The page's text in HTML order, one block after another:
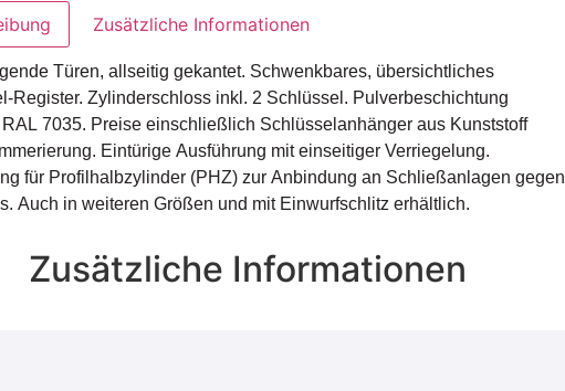
Zusätzliche Informationen
Türen, allseitig gekantet. Schwenkbares, übersichtliches
Register. Zylinderschloss inkl. 2 Schlüssel. Pulverbeschichtung
7035. Preise einschließlich Schlüsselanhänger aus Kunststoff
Eintürige Ausführung mit einseitiger Verriegelung.
für Profilhalbzylinder (PHZ) zur Anbindung an Schließanlagen gegen
Auch in weiteren Größen und mit Einwurfschlitz erhältlich.
Zusätzliche Informationen